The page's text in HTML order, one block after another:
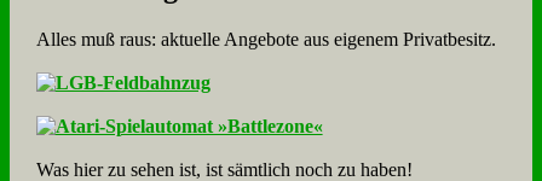
Alles muß raus: aktuelle An­ge­bo­te aus eigenem Privatbesitz.
Was hier zu sehen ist, ist sämt­lich noch zu haben!